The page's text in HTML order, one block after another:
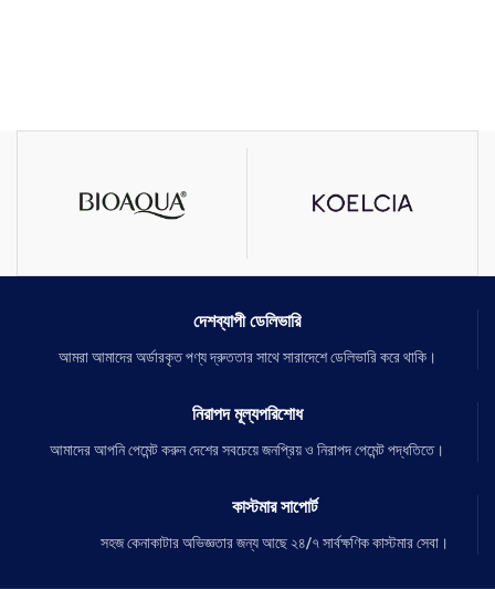
দেশব্যাপী ডেলিভারি
আমরা আমাদের অর্ডারকৃত পণ্য দ্রুততার সাথে সারাদেশে ডেলিভারি করে থাকি।
নিরাপদ মূল্যপরিশোধ
আমাদের আপনি পেমেন্ট করুন দেশের সবচেয়ে জনপ্রিয় ও নিরাপদ পেমেন্ট পদ্ধতিতে।
কাস্টমার সাপোর্ট
সহজ কেনাকাটার অভিজ্ঞতার জন্য আছে ২৪/৭ সার্বক্ষণিক কাস্টমার সেবা।